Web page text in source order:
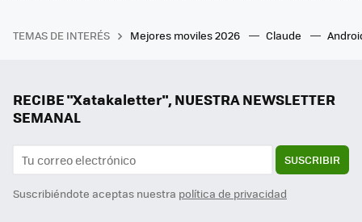
TEMAS DE INTERÉS Mejores moviles 2026 Claude
RECIBE "Xatakaletter", NUESTRA NEWSLETTER
SEMANAL
SUSCRIBIR
Suscribiéndote aceptas nuestra política de privacidad